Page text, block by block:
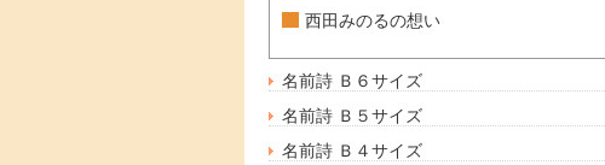
西田みのるの想い
名前詩 Ｂ６サイズ
名前詩 Ｂ５サイズ
名前詩 Ｂ４サイズ